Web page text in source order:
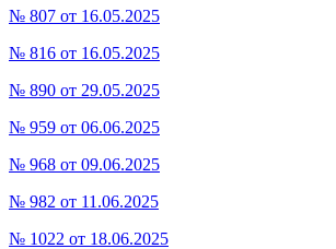
№ 807 от 16.05.2025
№ 816 от 16.05.2025
№ 890 от 29.05.2025
№ 959 от 06.06.2025
№ 968 от 09.06.2025
№ 982 от 11.06.2025
№ 1022 от 18.06.2025